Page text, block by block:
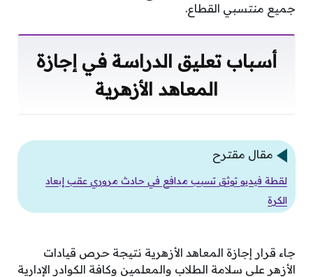
جميع منتسبي القطاع.
أسباب تعليق الدراسة في إجازة
المعاهد الأزهرية
مقال مقترح
لقطة فيديو توثق تسبب مدافع في حادث مروري عقب إبعاد
الكرة
جاء قرار إجازة المعاهد الأزهرية نتيجة حرص قيادات
الأزهر على سلامة الطلاب والمعلمين وكافة الكوادر الإدارية